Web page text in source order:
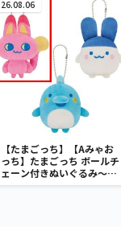
26.08.06
【たまごっち】【Aみゃお
っち】たまごっち ボールチ
ェーン付きぬいぐるみ～
Tamagotchi Paradise～